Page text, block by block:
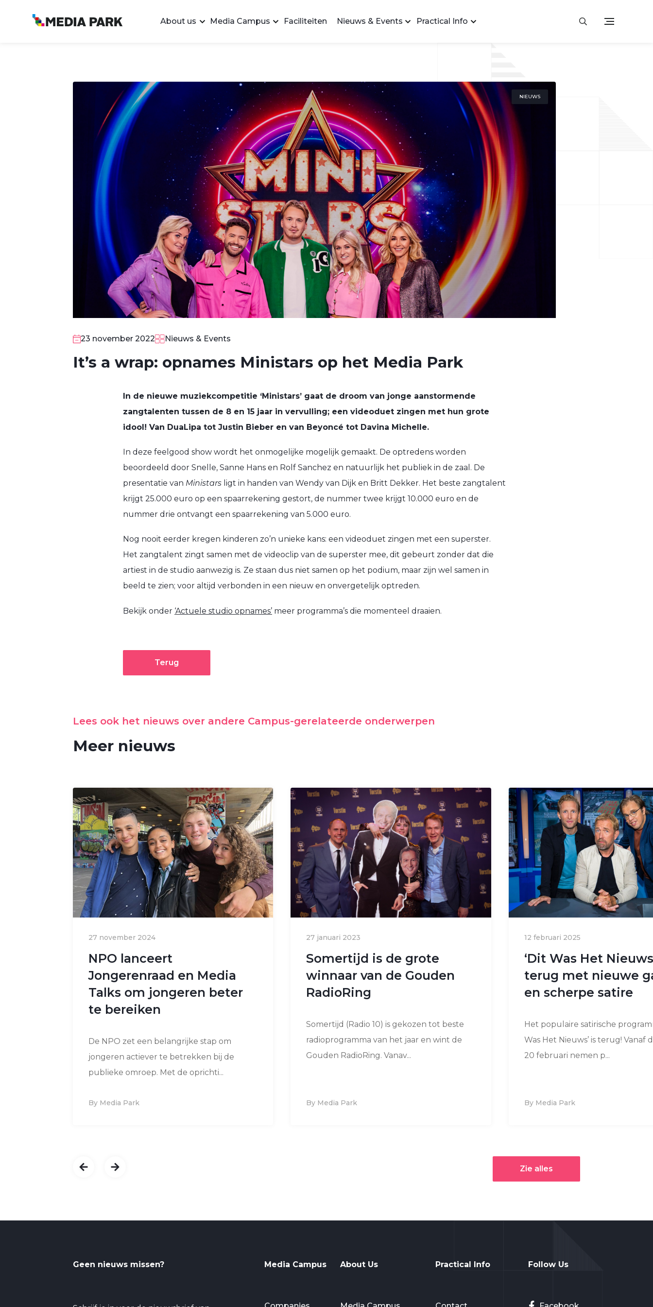
About us Media Campus Faciliteiten Nieuws & Events Practical Info
NIEUWS
23 november 2022 Nieuws & Events
It’s a wrap: opnames Ministars op het Media Park
In de nieuwe muziekcompetitie ‘Ministars’ gaat de droom van jonge aanstormende
zangtalenten tussen de 8 en 15 jaar in vervulling; een videoduet zingen met hun grote
idool! Van DuaLipa tot Justin Bieber en van Beyoncé tot Davina Michelle.
In deze feelgood show wordt het onmogelijke mogelijk gemaakt. De optredens worden
beoordeeld door Snelle, Sanne Hans en Rolf Sanchez en natuurlijk het publiek in de zaal. De
presentatie van Ministars ligt in handen van Wendy van Dijk en Britt Dekker. Het beste zangtalent
krijgt 25.000 euro op een spaarrekening gestort, de nummer twee krijgt 10.000 euro en de
nummer drie ontvangt een spaarrekening van 5.000 euro.
Nog nooit eerder kregen kinderen zo’n unieke kans: een videoduet zingen met een superster.
Het zangtalent zingt samen met de videoclip van de superster mee, dit gebeurt zonder dat die
artiest in de studio aanwezig is. Ze staan dus niet samen op het podium, maar zijn wel samen in
beeld te zien; voor altijd verbonden in een nieuw en onvergetelijk optreden.
Bekijk onder ‘Actuele studio opnames’ meer programma’s die momenteel draaien.
Terug
Lees ook het nieuws over andere Campus-gerelateerde onderwerpen
Meer nieuws
27 november 2024
NPO lanceert
Jongerenraad en Media
Talks om jongeren beter
te bereiken
De NPO zet een belangrijke stap om
jongeren actiever te betrekken bij de
publieke omroep. Met de oprichti...
By Media Park
27 januari 2023
Somertijd is de grote
winnaar van de Gouden
RadioRing
Somertijd (Radio 10) is gekozen tot beste
radioprogramma van het jaar en wint de
Gouden RadioRing. Vanav...
By Media Park
12 februari 2025
‘Dit Was Het
terug met nieuwe
en scherpe satire
Het populaire satirische
Was Het Nieuws’ is terug! Vanaf
20 februari nemen p...
By Media Park
Zie alles
Geen nieuws missen? Media Campus About Us Practical Info Follow Us